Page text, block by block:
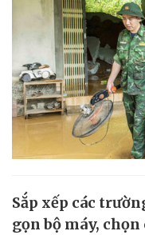
Sắp xếp các
gọn bộ máy, chọn